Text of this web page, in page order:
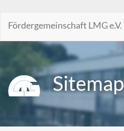
Zum
springen
Fördergemeinschaft LMG e.V.
Sitemap